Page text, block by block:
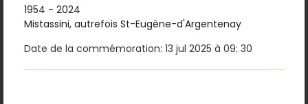
1954 - 2024
Mistassini, autrefois St-Eugène-d'Argentenay
Date de la commémoration: 13 jul 2025 à 09: 30